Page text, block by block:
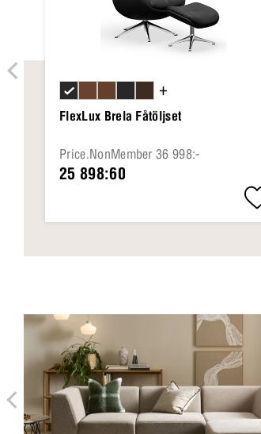
FlexLux Brela Fåtöljset
Price.NonMember 36 998:-
25 898:60
+